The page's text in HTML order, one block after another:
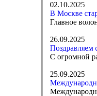
02.10.2025
В Москве
Главное
26.09.2025
Поздравляем
С огромной
25.09.2025